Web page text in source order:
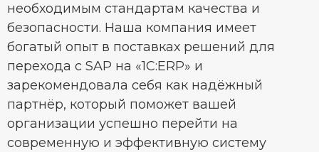
необходимым стандартам качества и
безопасности. Наша компания имеет
богатый опыт в поставках решений для
перехода с SAP на «1C:ERP» и
зарекомендовала себя как надёжный
партнёр, который поможет вашей
организации успешно перейти на
современную и эффективную систему